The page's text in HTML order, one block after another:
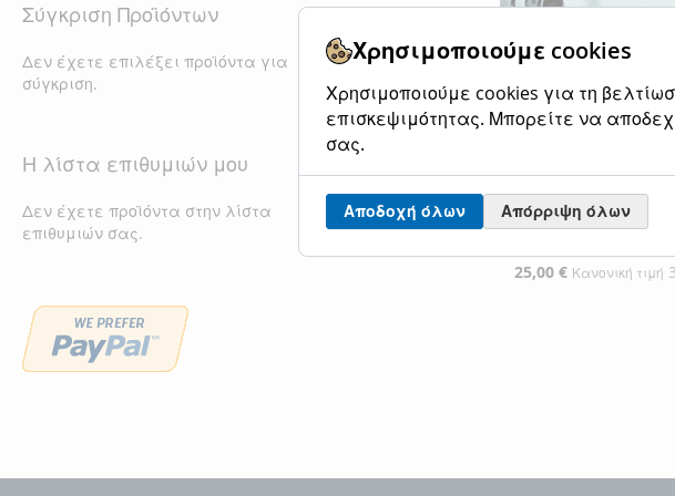
Ποτηροθήκη Γυαλί
Ειδική
25,00 € Κανονική τιμή
Σύγκριση Προϊόντων
Δεν έχετε επιλέξει προϊόντα για
σύγκριση.
Η λίστα επιθυμιών μου
Δεν έχετε προϊόντα στην λίστα
επιθυμιών σας.
Χρησιμοποιούμε cookies
Χρησιμοποιούμε cookies για τη
επισκεψιμότητας. Μπορείτε να
σας.
Αποδοχή όλων Απόρριψη όλων